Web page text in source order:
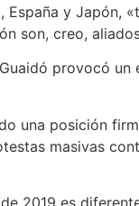
España y
son, creo,
provocó
una posición
masivas
2019 es